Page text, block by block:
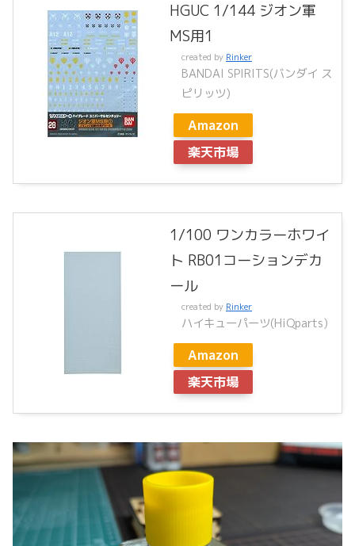
HGUC 1/144 ジオン軍
MS用1
created by Rinker
BANDAI SPIRITS(バンダイ ス
ピリッツ)
Amazon
楽天市場
1/100 ワンカラーホワイ
ト RB01コーションデカ
ール
created by Rinker
ハイキューパーツ(HiQparts)
Amazon
楽天市場